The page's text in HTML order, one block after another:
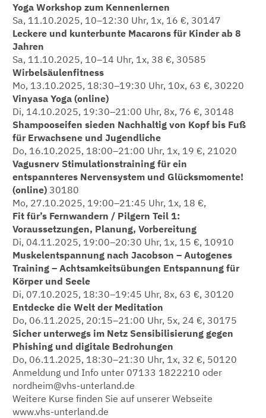
Yoga Workshop zum Kennenlernen
Sa, 11.10.2025, 10–12:30 Uhr, 1x, 16 €, 30147
Leckere und kunterbunte Macarons für Kinder ab 8
Jahren
Sa, 11.10.2025, 10–14 Uhr, 1x, 38 €, 30585
Wirbelsäulenfitness
Mo, 13.10.2025, 18:30–19:30 Uhr, 10x, 63 €, 30220
Vinyasa Yoga (online)
Di, 14.10.2025, 19:30–21:00 Uhr, 8x, 76 €, 30148
Shampooseifen sieden Nachhaltig von Kopf bis Fuß
für Erwachsene und Jugendliche
Do, 16.10.2025, 18:00–21:00 Uhr, 1x, 19 €, 21020
Vagusnerv Stimulationstraining für ein
entspannteres Nervensystem und Glücksmomente!
(online) 30180
Mo, 27.10.2025, 19:00–21:45 Uhr, 1x, 18 €,
Fit für’s Fernwandern / Pilgern Teil 1:
Voraussetzungen, Planung, Vorbereitung
Di, 04.11.2025, 19:00–20:30 Uhr, 1x, 15 €, 10910
Muskelentspannung nach Jacobson – Autogenes
Training – Achtsamkeitsübungen Entspannung für
Körper und Seele
Di, 07.10.2025, 18:30–19:45 Uhr, 8x, 63 €, 30120
Entdecke die Welt der Meditation
Do, 06.11.2025, 20:15–21:00 Uhr, 5x, 24 €, 30175
Sicher unterwegs im Netz Sensibilisierung gegen
Phishing und digitale Bedrohungen
Do, 06.11.2025, 18:30–21:30 Uhr, 1x, 32 €, 50120
Anmeldung und Info unter 07133 1822210 oder
nordheim@vhs-unterland.de
Weitere Kurse finden Sie auf unserer Webseite
www.vhs-unterland.de